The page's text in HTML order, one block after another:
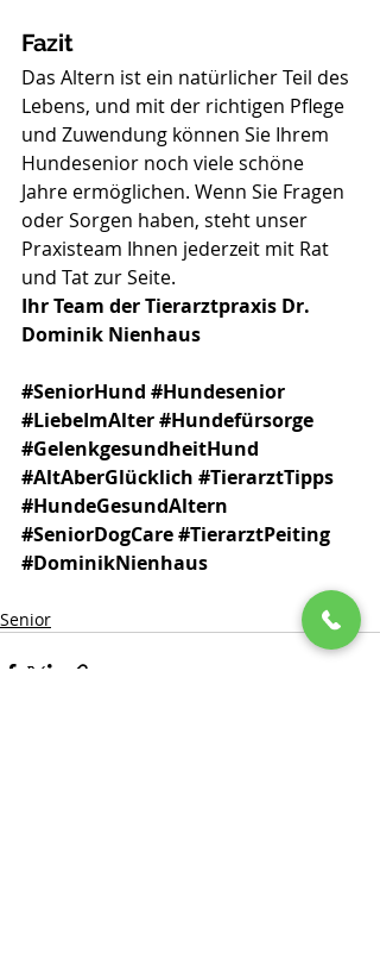
Fazit
Das Altern ist ein natürlicher Teil des
Lebens, und mit der richtigen Pflege
und Zuwendung können Sie Ihrem
Hundesenior noch viele schöne
Jahre ermöglichen. Wenn Sie Fragen
oder Sorgen haben, steht unser
Praxisteam Ihnen jederzeit mit Rat
und Tat zur Seite.
Ihr Team der Tierarztpraxis Dr.
Dominik Nienhaus
#SeniorHund #Hundesenior
#LiebeImAlter#Hundefürsorge
#GelenkgesundheitHund
#AltAberGlücklich #TierarztTipps
#HundeGesundAltern
#SeniorDogCare#TierarztPeiting
#DominikNienhaus
Senior